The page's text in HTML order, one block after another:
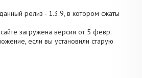
релиз - 1.3.9, в котором сжаты
загружена версия от 5 февр.
если вы установили старую